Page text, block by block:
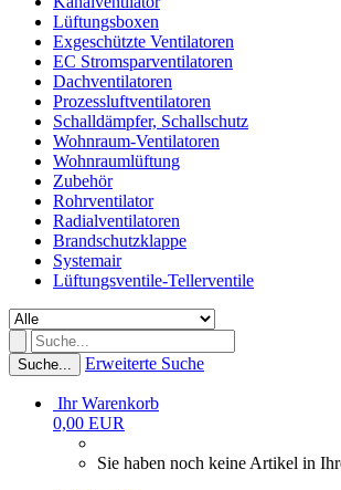
Lüftungsboxen
Exgeschützte Ventilatoren
EC Stromsparventilatoren
Dachventilatoren
Prozessluftventilatoren
Schalldämpfer, Schallschutz
Wohnraum-Ventilatoren
Wohnraumlüftung
Zubehör
Rohrventilator
Radialventilatoren
Brandschutzklappe
Systemair
Lüftungsventile-Tellerventile
Suche... Erweiterte Suche
Ihr Warenkorb
0,00 EUR
Sie haben noch keine Artikel in